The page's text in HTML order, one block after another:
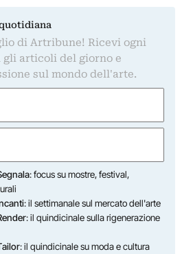
di Artribune! Ricevi ogni
articoli del giorno e
sul mondo dell'arte.
: focus su mostre, festival,
: il settimanale sul mercato dell'arte
: il quindicinale sulla rigenerazione
: il quindicinale su moda e cultura